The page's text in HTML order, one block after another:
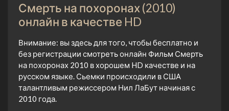
Смерть на похоронах (2010)
онлайн в качестве HD
Внимание: вы здесь для того, чтобы бесплатно и
без регистрации смотреть онлайн Фильм Смерть
на похоронах 2010 в хорошем HD качестве и на
русском языке. Сьемки происходили в США
талантливым режиссером Нил ЛаБут начиная с
2010 года.